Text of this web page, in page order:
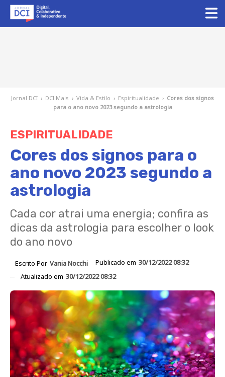
Jornal DCI › DCI Mais › Vida & Estilo › Espiritualidade › Cores dos signos
para o ano novo 2023 segundo a astrologia
ESPIRITUALIDADE
Cores dos signos para o
ano novo 2023 segundo a
astrologia
Cada cor atrai uma energia; confira as
dicas da astrologia para escolher o look
do ano novo
Escrito Por Vania Nocchi Publicado em 30/12/2022 08:32
Atualizado em 30/12/2022 08:32